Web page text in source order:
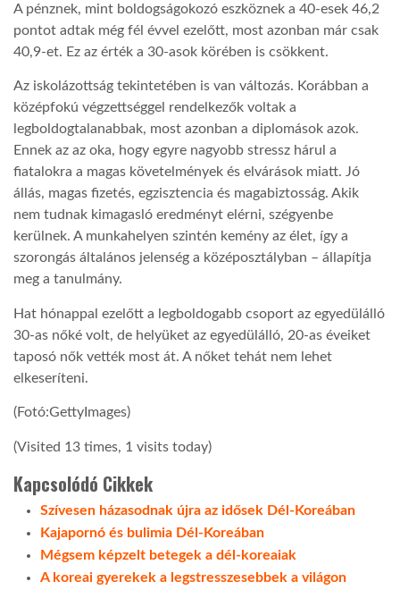
LATIMO.HU
GLOBOBOOK
A pénznek, mint boldogságokozó eszköznek a 40-esek 46,2
pontot adtak még fél évvel ezelőtt, most azonban már csak
40,9-et. Ez az érték a 30-asok körében is csökkent.
Az iskolázottság tekintetében is van változás. Korábban a
középfokú végzettséggel rendelkezők voltak a
legboldogtalanabbak, most azonban a diplomások azok.
Ennek az az oka, hogy egyre nagyobb stressz hárul a
fiatalokra a magas követelmények és elvárások miatt. Jó
állás, magas fizetés, egzisztencia és magabiztosság. Akik
nem tudnak kimagasló eredményt elérni, szégyenbe
kerülnek. A munkahelyen szintén kemény az élet, így a
szorongás általános jelenség a középosztályban – állapítja
meg a tanulmány.
Hat hónappal ezelőtt a legboldogabb csoport az egyedülálló
30-as nőké volt, de helyüket az egyedülálló, 20-as éveiket
taposó nők vették most át. A nőket tehát nem lehet
elkeseríteni.
(Fotó:GettyImages)
(Visited 13 times, 1 visits today)
Kapcsolódó Cikkek
Szívesen házasodnak újra az idősek Dél-Koreában
Kajapornó és bulimia Dél-Koreában
Mégsem képzelt betegek a dél-koreaiak
A koreai gyerekek a legstresszesebbek a világon